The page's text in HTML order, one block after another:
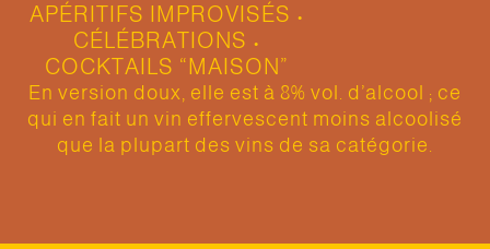
APÉRITIFS IMPROVISÉS •
CÉLÉBRATIONS •
COCKTAILS “MAISON”
En version doux, elle est à 8% vol. d’alcool ; ce
qui en fait un vin effervescent moins alcoolisé
que la plupart des vins de sa catégorie.